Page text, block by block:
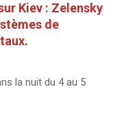
Kiev : Zelensky
de
la nuit du 4 au 5